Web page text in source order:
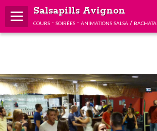
Salsapills Avignon
cours - soirées - animations salsa / bachata